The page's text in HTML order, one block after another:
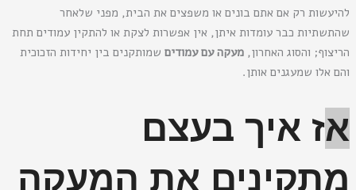
להיעשות רק אם אתם בונים או משפצים את הבית, מפני שלאחר
שהתשתיות כבר עומדות איתן, אין אפשרות לצקת או להתקין עמודים תחת
הריצוף; והסוג האחרון, מעקה עם עמודים שמותקנים בין יחידות הזכוכית
והם אלו שמעגנים אותן.
אז איך בעצם
מתקינים את המעקה